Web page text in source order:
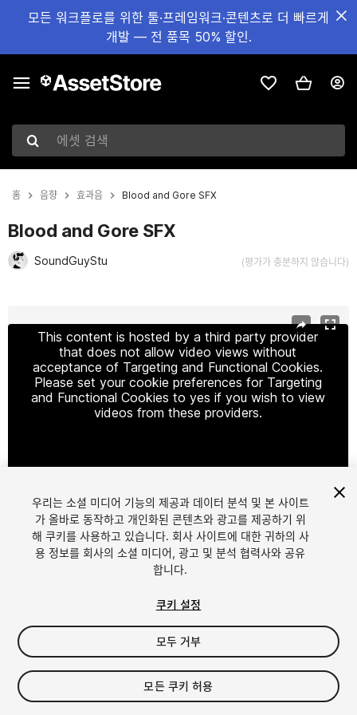
모든 워크플로를 위한 툴·프레임워크·콘텐츠로 더 빠르게
개발 — 전 품목 50% 할인.
에셋 검색
홈 음향 효과음 Blood and Gore SFX
Blood and Gore SFX
SoundGuyStu (평가가 충분하지 않습니다)
This content is hosted by a third party provider
that does not allow video views without
acceptance of Targeting and Functional Cookies.
Please set your cookie preferences for Targeting
and Functional Cookies to yes if you wish to view
videos from these providers.
1/2
$10
세금/부가세는 결제 시 반영됩니다.
우리는 소셜 미디어 기능의 제공과 데이터 분석 및 본 사이트
가 올바로 동작하고 개인화된 콘텐츠와 광고를 제공하기 위
해 쿠키를 사용하고 있습니다. 회사 사이트에 대한 귀하의 사
용 정보를 회사의 소셜 미디어, 광고 및 분석 협력사와 공유
합니다.
쿠키 설정
모두 거부
모든 쿠키 허용